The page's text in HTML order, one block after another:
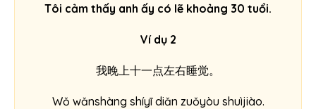
Tôi cảm thấy anh ấy có lẽ khoảng 30 tuổi.
Ví dụ 2
我晚上十一点左右睡觉。
Wǒ wǎnshàng shíyī diǎn zuǒyòu shuìjiào.